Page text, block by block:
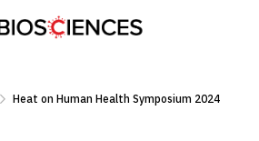
Heat on Human Health Symposium 2024